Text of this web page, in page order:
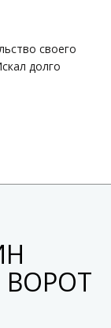
своего
долго